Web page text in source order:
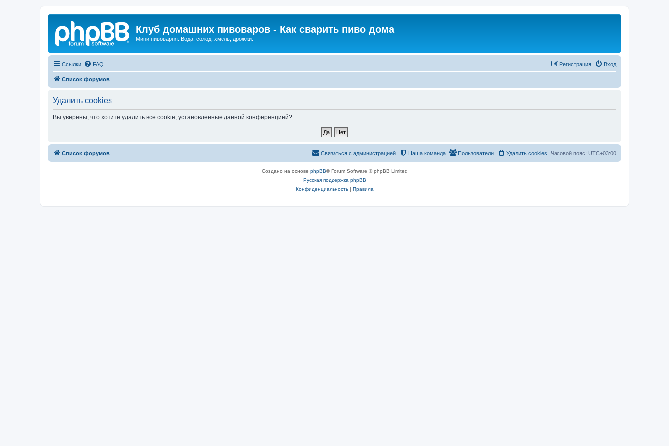
Клуб домашних пивоваров - Как cварить пиво дома
Мини пивоварня. Вода, солод, хмель, дрожжи.
Ссылки FAQ Вход
Регистрация
Список форумов
Удалить cookies
Вы уверены, что хотите удалить все cookie, установленные данной конференцией?
Список форумов Часовой пояс: UTC+03:00
Удалить cookies
Пользователи
Наша команда
Связаться с администрацией
Создано на основе phpBB® Forum Software © phpBB Limited
Русская поддержка phpBB
Конфиденциальность| Правила